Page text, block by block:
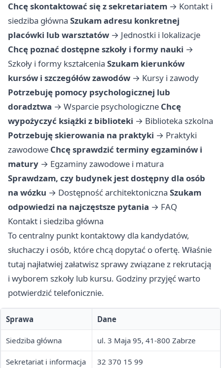
Chcę skontaktować się z sekretariatem → Kontakt i
siedziba główna Szukam adresu konkretnej
placówki lub warsztatów → Jednostki i lokalizacje
Chcę poznać dostępne szkoły i formy nauki →
Szkoły i formy kształcenia Szukam kierunków
kursów i szczegółów zawodów → Kursy i zawody
Potrzebuję pomocy psychologicznej lub
doradztwa → Wsparcie psychologiczne Chcę
wypożyczyć książki z biblioteki → Biblioteka szkolna
Potrzebuję skierowania na praktyki → Praktyki
zawodowe Chcę sprawdzić terminy egzaminów i
matury → Egzaminy zawodowe i matura
Sprawdzam, czy budynek jest dostępny dla osób
na wózku → Dostępność architektoniczna Szukam
odpowiedzi na najczęstsze pytania → FAQ
Kontakt i siedziba główna
To centralny punkt kontaktowy dla kandydatów,
słuchaczy i osób, które chcą dopytać o ofertę. Właśnie
tutaj najłatwiej załatwisz sprawy związane z rekrutacją
i wyborem szkoły lub kursu. Godziny przyjęć warto
potwierdzić telefonicznie.
Sprawa Dane
Siedziba główna ul. 3 Maja 95, 41-800 Zabrze
Sekretariat i informacja 32 370 15 99